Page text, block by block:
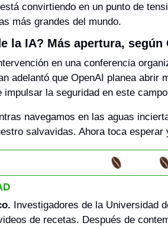
convirtiendo en un punto de
más grandes del mundo.
la IA? Más apertura, según
en una conferencia
adelantó que OpenAI planea abrir
impulsar la seguridad en este
navegamos en las aguas
salvavidas. Ahora toca
Investigadores de la Universidad
de recetas. Después de